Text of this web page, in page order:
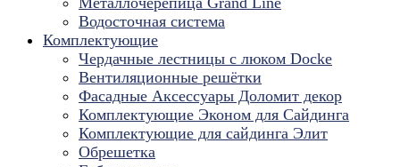
Водосточная система
Комплектующие
Чердачные лестницы с люком Docke
Вентиляционные решётки
Фасадные Аксессуары Доломит декор
Комплектующие Эконом для Сайдинга
Комплектующие для cайдинга Элит
Обрешетка